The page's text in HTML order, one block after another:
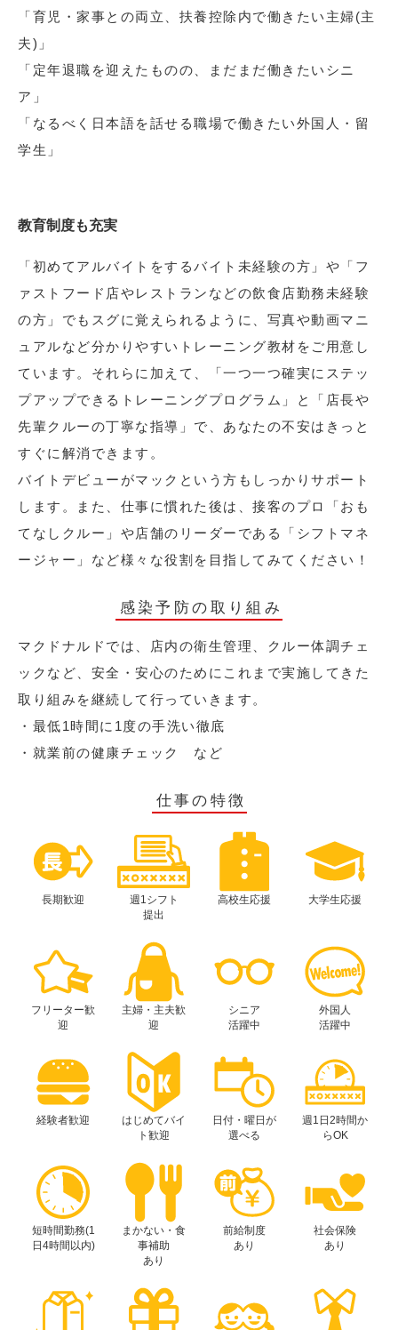
「育児・家事との両立、扶養控除内で働きたい主婦(主
夫)」
「定年退職を迎えたものの、まだまだ働きたいシニ
ア」
「なるべく日本語を話せる職場で働きたい外国人・留
学生」
教育制度も充実
「初めてアルバイトをするバイト未経験の方」や「フ
ァストフード店やレストランなどの飲食店勤務未経験
の方」でもスグに覚えられるように、写真や動画マニ
ュアルなど分かりやすいトレーニング教材をご用意し
ています。それらに加えて、「一つ一つ確実にステッ
プアップできるトレーニングプログラム」と「店長や
先輩クルーの丁寧な指導」で、あなたの不安はきっと
すぐに解消できます。
バイトデビューがマックという方もしっかりサポート
します。また、仕事に慣れた後は、接客のプロ「おも
てなしクルー」や店舗のリーダーである「シフトマネ
ージャー」など様々な役割を目指してみてください！
感染予防の取り組み
マクドナルドでは、店内の衛生管理、クルー体調チェ
ックなど、安全・安心のためにこれまで実施してきた
取り組みを継続して行っていきます。
・最低1時間に1度の手洗い徹底
・就業前の健康チェック など
仕事の特徴
長期歓迎
週1シフト
提出
高校生応援 大学生応援
フリーター歓
迎
主婦・主夫歓
迎
シニア
活躍中
外国人
活躍中
経験者歓迎
はじめてバイ
ト歓迎
日付・曜日が
選べる
週1日2時間か
らOK
短時間勤務(1
日4時間以内)
まかない・食
事補助
あり
前給制度
あり
社会保険
あり